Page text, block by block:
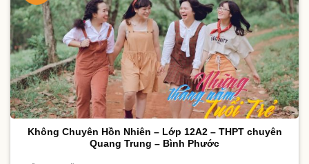
Không Chuyên Hồn Nhiên – Lớp 12A2 – THPT chuyên
Quang Trung – Bình Phước